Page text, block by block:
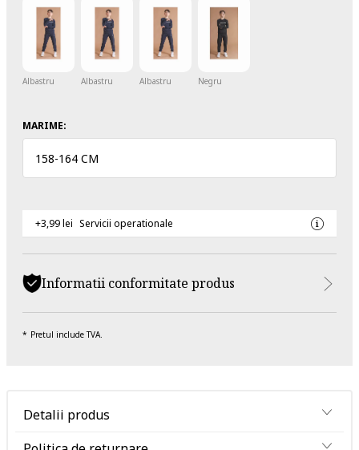
Albastru Albastru Albastru Negru
MARIME:
158-164 CM
+3,99 lei Servicii operationale
Informatii conformitate produs
Pretul include TVA.
Detalii produs